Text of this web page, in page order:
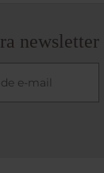
newsletter